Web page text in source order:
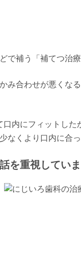
で補う「補てつ治療
み合わせが悪くな
内にフィットし
なくより口内に合
を重視してい